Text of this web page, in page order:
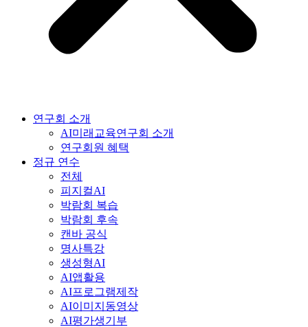
연구회 소개
AI미래교육연구회 소개
연구회원 혜택
정규 연수
전체
피지컬AI
박람회 복습
박람회 후속
캔바 공식
명사특강
생성형AI
AI앱활용
AI프로그램제작
AI이미지동영상
AI평가생기부